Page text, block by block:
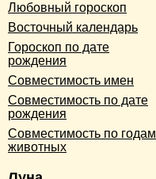
Любовный гороскоп
Восточный календарь
Гороскоп по дате
рождения
Совместимость имен
Совместимость по дате
рождения
Совместимость по годам
животных